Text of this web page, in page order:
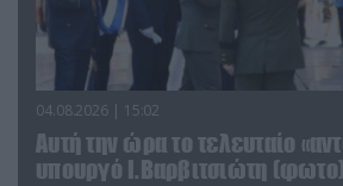
04.08.2026 | 15:02
Αυτή την ώρα το τελευταίο
υπουργό Ι.Βαρβιτσιώτη (φωτο)